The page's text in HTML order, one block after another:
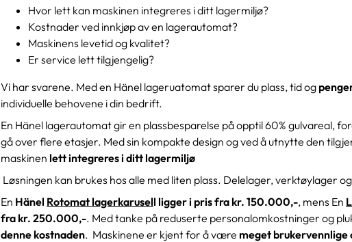
Hvor lett kan maskinen integreres i ditt lagermiljø?
Kostnader ved innkjøp av en lagerautomat?
Maskinens levetid og kvalitet?
Er service lett tilgjengelig?
Vi har svarene. Med en Hänel lageruatomat sparer du plass, tid og
individuelle behovene i din bedrift.
En Hänel lagerautomat gir en plassbesparelse på opptil 60% gulvareal,
gå over flere etasjer. Med sin kompakte design og ved å utnytte den
maskinen lett integreres i ditt lagermiljø
Løsningen kan brukes hos alle med liten plass. Delelager, verktøylager
En Hänel Rotomat lagerkarusell ligger i pris fra kr. 150.000,-, mens En
fra kr. 250.000,-. Med tanke på reduserte personalomkostninger og
denne kostnaden. Maskinene er kjent for å være meget